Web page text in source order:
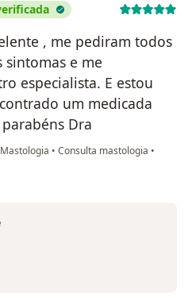
, me pediram todos
sintomas e me
especialista. E estou
um medicada
Dra
• Consulta mastologia •